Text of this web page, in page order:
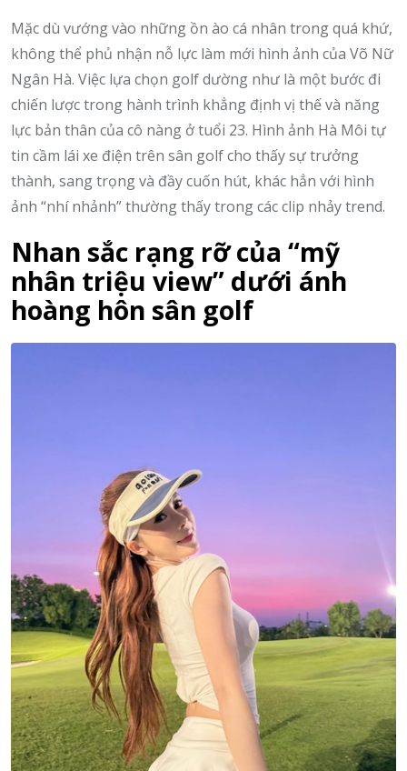
Mặc dù vướng vào những ồn ào cá nhân trong quá khứ,
không thể phủ nhận nỗ lực làm mới hình ảnh của Võ Nữ
Ngân Hà. Việc lựa chọn golf dường như là một bước đi
chiến lược trong hành trình khẳng định vị thế và năng
lực bản thân của cô nàng ở tuổi 23. Hình ảnh Hà Môi tự
tin cầm lái xe điện trên sân golf cho thấy sự trưởng
thành, sang trọng và đầy cuốn hút, khác hẳn với hình
ảnh “nhí nhảnh” thường thấy trong các clip nhảy trend.
Nhan sắc rạng rỡ của “mỹ
nhân triệu view” dưới ánh
hoàng hôn sân golf